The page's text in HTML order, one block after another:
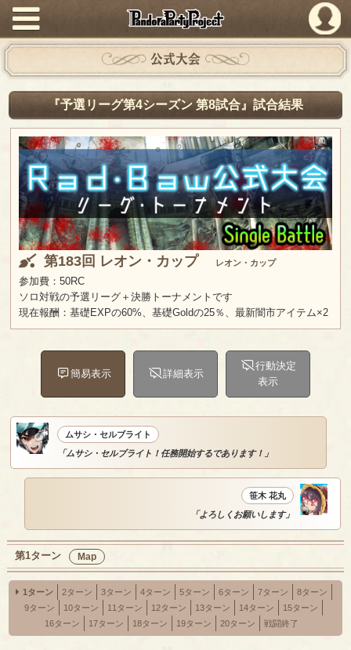
PandoraPartyProject
公式大会
『予選リーグ第4シーズン 第8試合』試合結果
第183回 レオン・カップ レオン・カップ
参加費：50RC
ソロ対戦の予選リーグ＋決勝トーナメントです
現在報酬：基礎EXPの60%、基礎Goldの25％、最新闇市アイテム×2
簡易表示 詳細表示
行動決定
表示
ムサシ・セルブライト
「ムサシ・セルブライト！任務開始するであります！」
笹木 花丸
「よろしくお願いします」
第1ターン Map
1ターン 2ターン 3ターン 4ターン 5ターン 6ターン 7ターン
8ターン
9ターン
10ターン 11ターン 12ターン 13ターン 14ターン
15ターン
16ターン
17ターン 18ターン 19ターン 20ターン 戦闘終了